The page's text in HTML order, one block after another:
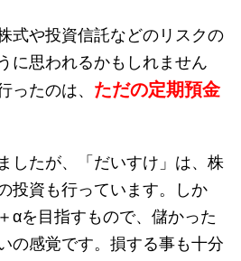
式や投資信託などのリスクの
に思われるかもしれません
ったのは、 ただの定期預金
したが、「だいすけ」は、株
投資も行っています。しか
αを目指すもので、儲かった
の感覚です。損する事も十分